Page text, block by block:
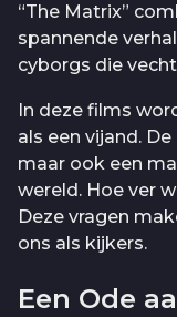
“The Matrix”
spannende
cyborgs die
In deze films
als een vijand.
maar ook een
wereld. Hoe ver
Deze vragen
ons als kijkers.
Een Ode